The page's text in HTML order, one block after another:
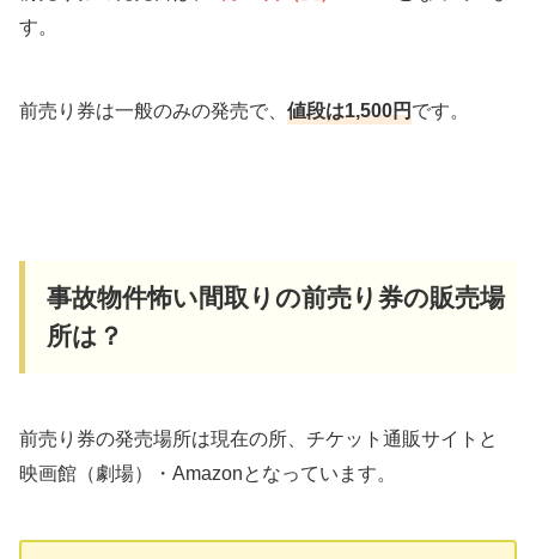
す。
前売り券は一般のみの発売で、値段は1,500円です。
事故物件怖い間取りの前売り券の販売場
所は？
前売り券の発売場所は現在の所、チケット通販サイトと
映画館（劇場）・Amazonとなっています。